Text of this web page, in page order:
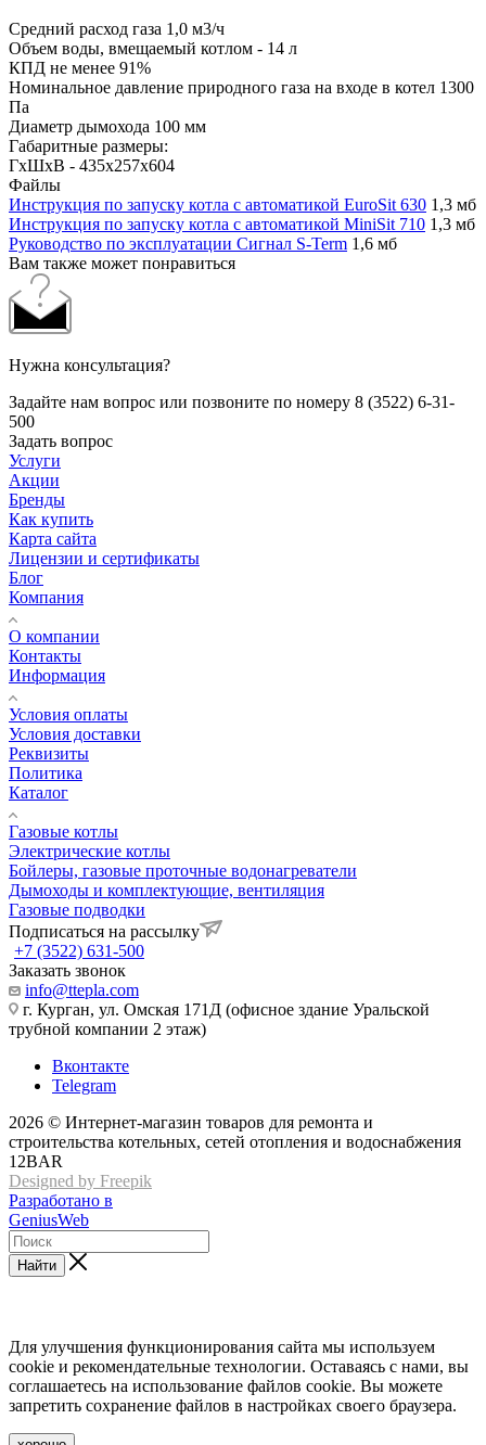
Средний расход газа 1,0 м3/ч
Объем воды, вмещаемый котлом - 14 л
КПД не менее 91%
Номинальное давление природного газа на входе в котел 1300
Па
Диаметр дымохода 100 мм
Габаритные размеры:
ГхШхВ - 435х257х604
Файлы
Инструкция по запуску котла с автоматикой EuroSit 630 1,3 мб
Инструкция по запуску котла с автоматикой MiniSit 710 1,3 мб
Руководство по эксплуатации Сигнал S-Term 1,6 мб
Вам также может понравиться
Нужна консультация?
Задайте нам вопрос или позвоните по номеру 8 (3522) 6-31-
500
Задать вопрос
Услуги
Акции
Бренды
Как купить
Карта сайта
Лицензии и сертификаты
Блог
Компания
О компании
Контакты
Информация
Условия оплаты
Условия доставки
Реквизиты
Политика
Каталог
Газовые котлы
Электрические котлы
Бойлеры, газовые проточные водонагреватели
Дымоходы и комплектующие, вентиляция
Газовые подводки
Подписаться на рассылку
+7 (3522) 631-500
Заказать звонок
info@ttepla.com
г. Курган, ул. Омская 171Д (офисное здание Уральской
трубной компании 2 этаж)
Вконтакте
Telegram
2026 © Интернет-магазин товаров для ремонта и
строительства котельных, сетей отопления и водоснабжения
12BAR
Designed by Freepik
Разработано в
GeniusWeb
Найти
Для улучшения функционирования сайта мы используем
cookie и рекомендательные технологии. Оставаясь с нами, вы
соглашаетесь на использование файлов cookie. Вы можете
запретить сохранение файлов в настройках своего браузера.